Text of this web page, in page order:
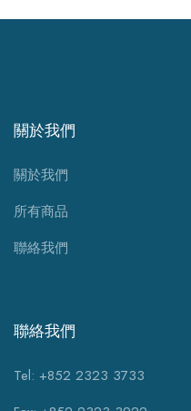
關於我們
關於我們
所有商品
聯絡我們
聯絡我們
Tel: +852 2323 3733